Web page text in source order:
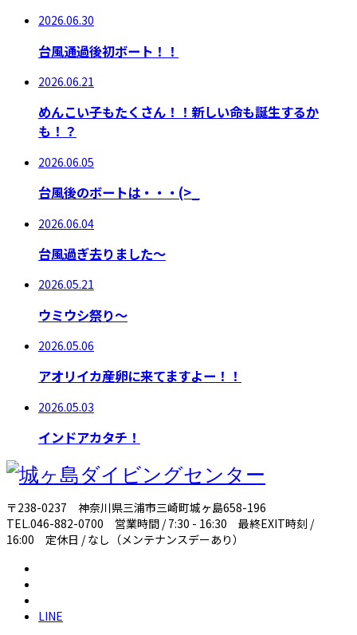
2026.06.30
台風通過後初ボート！！
2026.06.21
めんこい子もたくさん！！新しい命も誕生するか
も！？
2026.06.05
台風後のボートは・・・(>_
2026.06.04
台風過ぎ去りました～
2026.05.21
ウミウシ祭り～
2026.05.06
アオリイカ産卵に来てますよー！！
2026.05.03
インドアカタチ！
〒238-0237 神奈川県三浦市三崎町城ヶ島658-196
TEL.046-882-0700 営業時間 / 7:30 - 16:30 最終EXIT時刻 /
16:00 定休日 / なし（メンテナンスデーあり）
LINE